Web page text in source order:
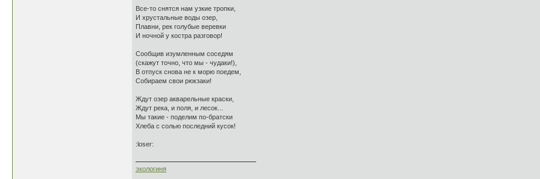
Все-то снятся нам узкие тропки,
И хрустальные воды озер,
Плавни, рек голубые веревки
И ночной у костра разговор!
Сообщив изумленным соседям
(скажут точно, что мы - чудаки!),
В отпуск снова не к морю поедем,
Собираем свои рюкзаки!
Ждут озер акварельные краски,
Ждут река, и поля, и лесок...
Мы такие - поделим по-братски
Хлеба с солью последний кусок!
:loser:
экологиня